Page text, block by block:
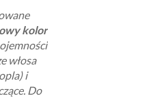
kolor
włosa
i
Do